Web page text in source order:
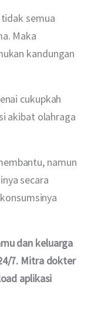
semua
Maka
kandungan
cukupkah
akibat olahraga
namun
secara
dan keluarga
7. Mitra dokter
aplikasi